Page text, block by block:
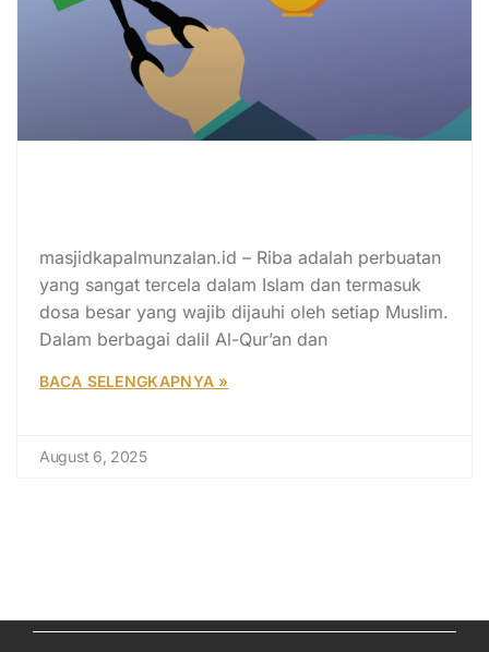
masjidkapalmunzalan.id – Riba adalah perbuatan
yang sangat tercela dalam Islam dan termasuk
dosa besar yang wajib dijauhi oleh setiap Muslim.
Dalam berbagai dalil Al-Qur’an dan
BACA SELENGKAPNYA »
August 6, 2025